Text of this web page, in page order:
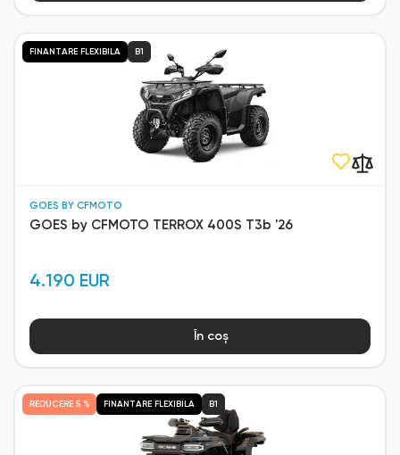
GOES BY CFMOTO
GOES by CFMOTO TERROX 400S T3b '26
4.190 EUR
FINANTARE FLEXIBILA B1
În coș
REDUCERE 5 % FINANTARE FLEXIBILA B1